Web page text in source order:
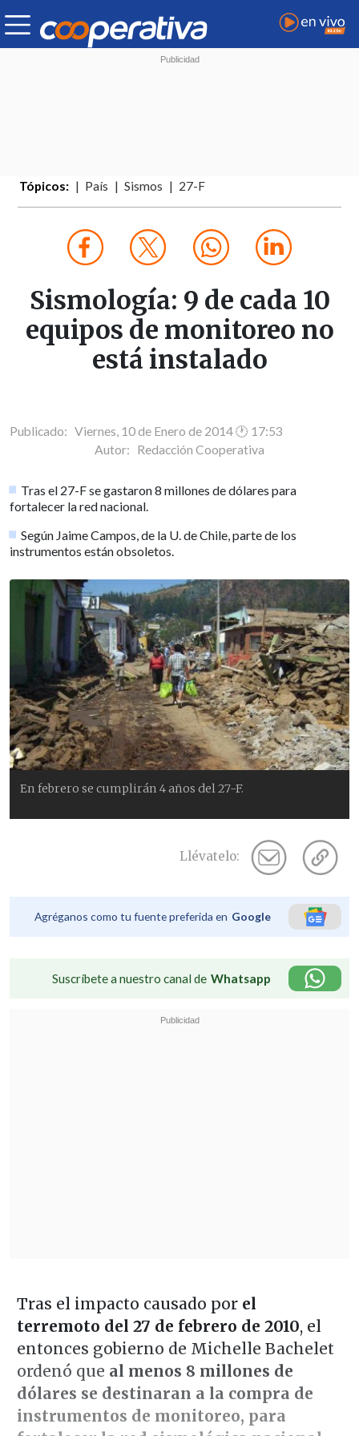
Tópicos: País Sismos 27-F
Sismología: 9 de cada 10
equipos de monitoreo no
está instalado
Publicado: Viernes, 10 de Enero de 2014 🕐 17:53
Autor: Redacción Cooperativa
Tras el 27-F se gastaron 8 millones de dólares para
fortalecer la red nacional.
Según Jaime Campos, de la U. de Chile, parte de los
instrumentos están obsoletos.
En febrero se cumplirán 4 años del 27-F.
Llévatelo:
Agréganos como tu fuente preferida en Google
Suscríbete a nuestro canal de Whatsapp
Tras el impacto causado por el
terremoto del 27 de febrero de 2010, el
entonces gobierno de Michelle Bachelet
ordenó que al menos 8 millones de
dólares se destinaran a la compra de
instrumentos de monitoreo, para